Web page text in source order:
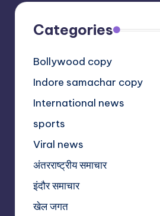
Categories
Bollywood copy
Indore samachar copy
International news
sports
Viral news
अंतरराष्ट्रीय समाचार
इंदौर समाचार
खेल जगत